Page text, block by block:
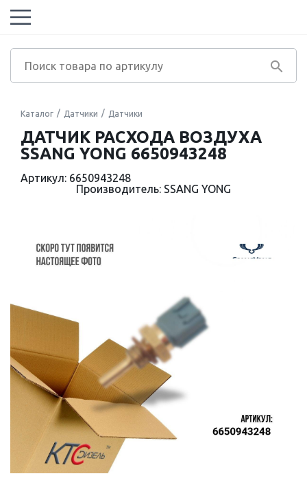
Каталог Датчики Датчики
ДАТЧИК РАСХОДА ВОЗДУХА
SSANG YONG 6650943248
Артикул: 6650943248
Производитель: SSANG YONG